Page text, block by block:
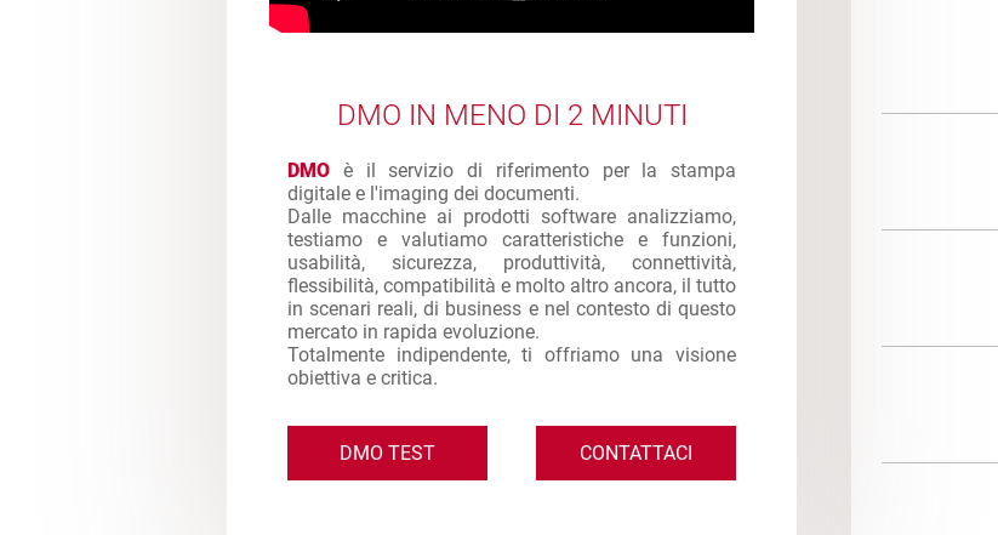
DMO IN MENO DI 2 MINUTI
DMO è il servizio di riferimento per la stampa
digitale e l'imaging dei documenti.
Dalle macchine ai prodotti software analizziamo,
testiamo e valutiamo caratteristiche e funzioni,
usabilità, sicurezza, produttività, connettività,
flessibilità, compatibilità e molto altro ancora, il tutto
in scenari reali, di business e nel contesto di questo
mercato in rapida evoluzione.
Totalmente indipendente, ti offriamo una visione
obiettiva e critica.
DMO TEST CONTATTACI